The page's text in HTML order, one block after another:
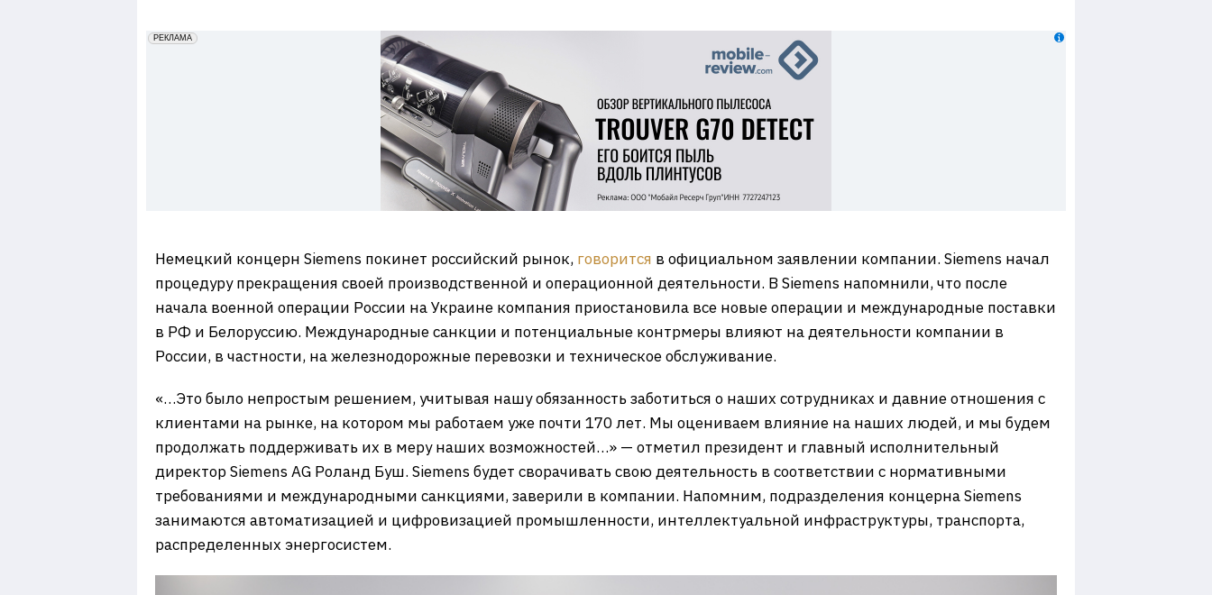
erid: 2VfnxxmNzs5
РЕКЛАМА
Немецкий концерн Siemens покинет российский рынок, говорится в официальном заявлении компании. Siemens начал
процедуру прекращения своей производственной и операционной деятельности. В Siemens напомнили, что после
начала военной операции России на Украине компания приостановила все новые операции и международные поставки
в РФ и Белоруссию. Международные санкции и потенциальные контрмеры влияют на деятельности компании в
России, в частности, на железнодорожные перевозки и техническое обслуживание.
«…Это было непростым решением, учитывая нашу обязанность заботиться о наших сотрудниках и давние отношения с
клиентами на рынке, на котором мы работаем уже почти 170 лет. Мы оцениваем влияние на наших людей, и мы будем
продолжать поддерживать их в меру наших возможностей…» — отметил президент и главный исполнительный
директор Siemens AG Роланд Буш. Siemens будет сворачивать свою деятельность в соответствии с нормативными
требованиями и международными санкциями, заверили в компании. Напомним, подразделения концерна Siemens
занимаются автоматизацией и цифровизацией промышленности, интеллектуальной инфраструктуры, транспорта,
распределенных энергосистем.